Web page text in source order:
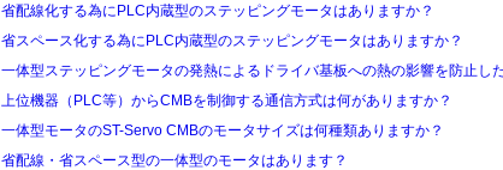
省配線化する為にPLC内蔵型のステッピングモータはありますか？
省スペース化する為にPLC内蔵型のステッピングモータはありますか？
一体型ステッピングモータの発熱によるドライバ基板への熱の影響を防止し
上位機器（PLC等）からCMBを制御する通信方式は何がありますか？
一体型モータのST-Servo CMBのモータサイズは何種類ありますか？
省配線・省スペース型の一体型のモータはあります？